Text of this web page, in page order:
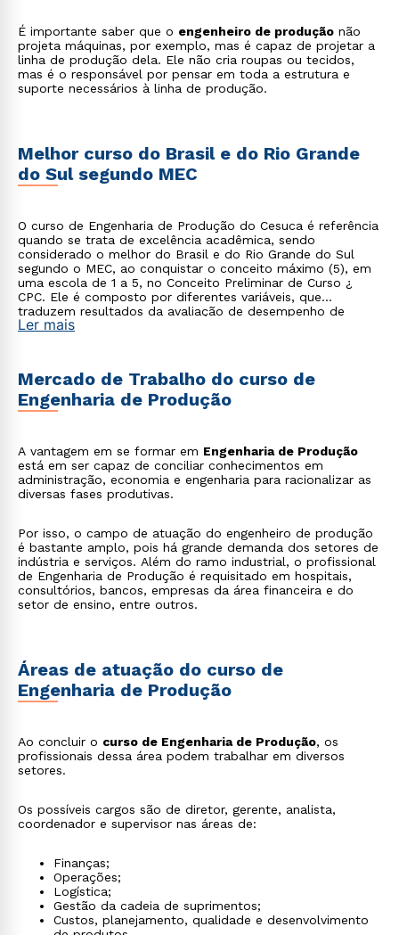
É importante saber que o engenheiro de produção não
projeta máquinas, por exemplo, mas é capaz de projetar a
linha de produção dela. Ele não cria roupas ou tecidos,
mas é o responsável por pensar em toda a estrutura e
suporte necessários à linha de produção.
Melhor curso do Brasil e do Rio Grande
do Sul segundo MEC
O curso de Engenharia de Produção do Cesuca é referência
quando se trata de excelência acadêmica, sendo
considerado o melhor do Brasil e do Rio Grande do Sul
segundo o MEC, ao conquistar o conceito máximo (5), em
uma escola de 1 a 5, no Conceito Preliminar de Curso ¿
CPC. Ele é composto por diferentes variáveis, que
traduzem resultados da avaliação de desempenho de
estudantes, infraestrutura e instalações, recursos didático-
Ler mais
Mercado de Trabalho do curso de
Engenharia de Produção
A vantagem em se formar em Engenharia de Produção
está em ser capaz de conciliar conhecimentos em
administração, economia e engenharia para racionalizar as
diversas fases produtivas.
Por isso, o campo de atuação do engenheiro de produção
é bastante amplo, pois há grande demanda dos setores de
indústria e serviços. Além do ramo industrial, o profissional
de Engenharia de Produção é requisitado em hospitais,
consultórios, bancos, empresas da área financeira e do
setor de ensino, entre outros.
Áreas de atuação do curso de
Engenharia de Produção
Ao concluir o curso de Engenharia de Produção, os
profissionais dessa área podem trabalhar em diversos
setores.
Os possíveis cargos são de diretor, gerente, analista,
coordenador e supervisor nas áreas de:
Finanças;
Operações;
Logística;
Gestão da cadeia de suprimentos;
Custos, planejamento, qualidade e desenvolvimento